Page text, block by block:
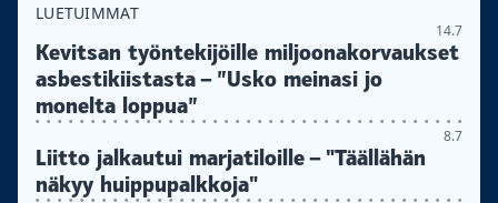
LUETUIMMAT
14.7
Kevitsan työntekijöille miljoonakorvaukset
asbestikiistasta – ”Usko meinasi jo
monelta loppua”
8.7
Liitto jalkautui marjatiloille – "Täällähän
näkyy huippupalkkoja"